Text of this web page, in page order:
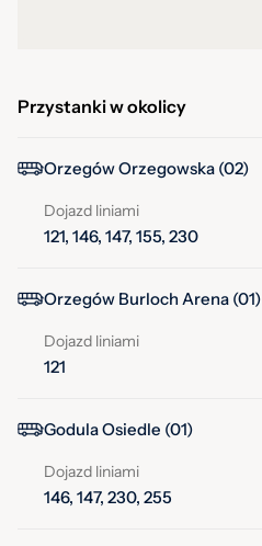
Przystanki w okolicy
Orzegów Orzegowska (02)
Dojazd liniami
121, 146, 147, 155, 230
Orzegów Burloch Arena (01)
Dojazd liniami
121
Godula Osiedle (01)
Dojazd liniami
146, 147, 230, 255